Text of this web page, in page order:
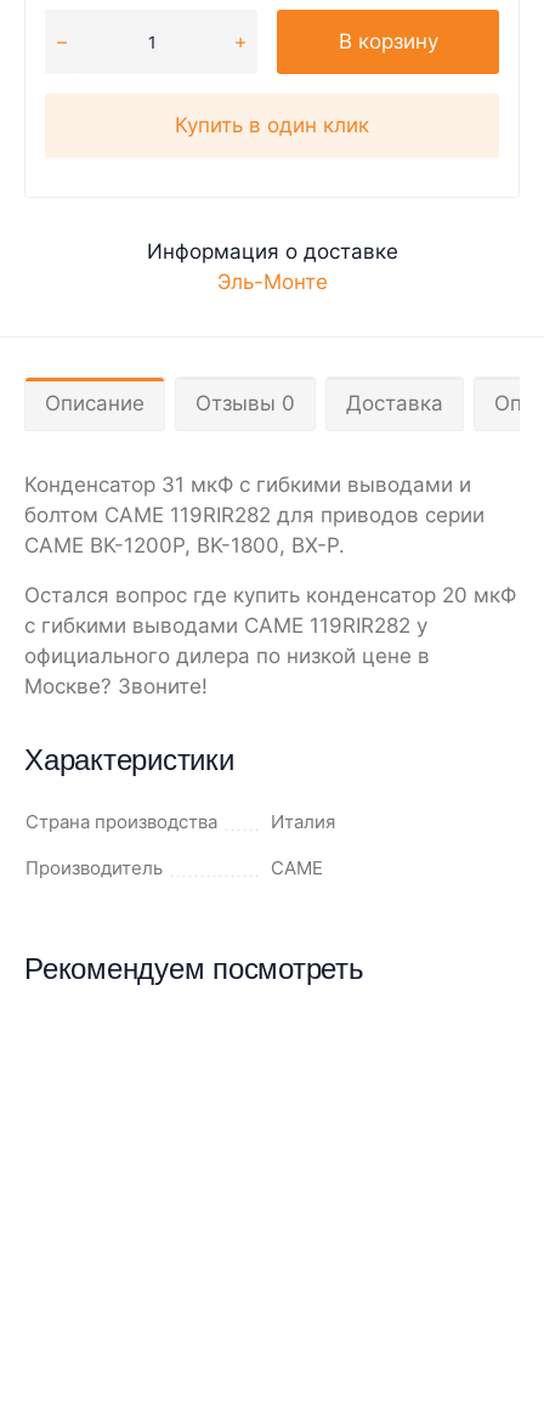
В корзину
Купить в один клик
Информация о доставке
Эль-Монте
Описание Отзывы 0 Доставка
Конденсатор 31 мкФ с гибкими выводами и
болтом CAME 119RIR282 для приводов серии
CAME BK-1200P, BK-1800, BX-P.
Остался вопрос где купить конденсатор 20 мкФ
с гибкими выводами CAME 119RIR282 у
официального дилера по низкой цене в
Москве? Звоните!
Характеристики
Страна производства
Италия
Производитель
CAME
Рекомендуем посмотреть